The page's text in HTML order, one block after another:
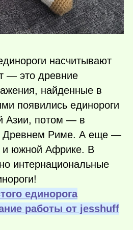
насчитывают
— это древние
найденные в
появились единороги
Азии, потом — в
Древнем Риме. А еще —
и южной Африке. В
интернациональные
единорога
работы от jesshuff